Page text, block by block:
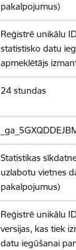
pakalpojumus)
Reģistrē unikālu
statistisko datu
apmeklētājs
24 stundas
Statistikas
uzlabotu vietnes
pakalpojumus)
Reģistrē unikālu
versijas, kas tiek
datu iegūšanai